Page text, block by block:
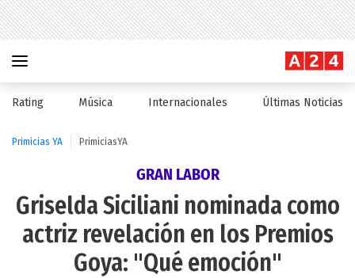
Rating Música Internacionales Últimas Noticias
Primicias YA PrimiciasYA
GRAN LABOR
Griselda Siciliani nominada como
actriz revelación en los Premios
Goya: "Qué emoción"